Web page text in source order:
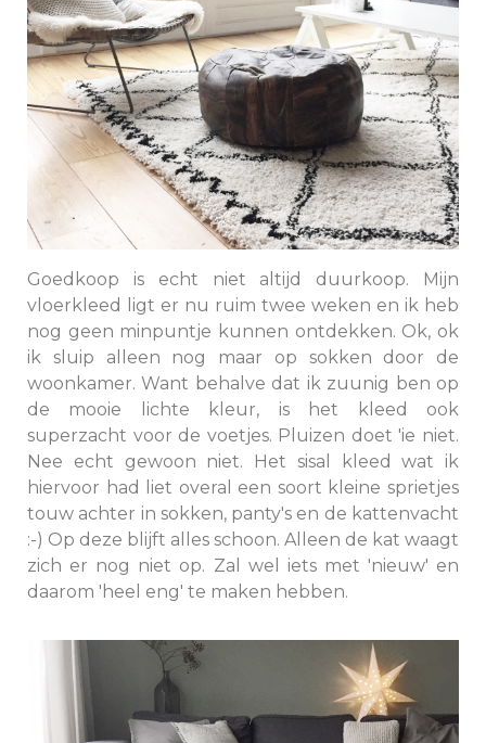
Goedkoop is echt niet altijd duurkoop. Mijn
vloerkleed ligt er nu ruim twee weken en ik heb
nog geen minpuntje kunnen ontdekken. Ok, ok
ik sluip alleen nog maar op sokken door de
woonkamer. Want behalve dat ik zuunig ben op
de mooie lichte kleur, is het kleed ook
superzacht voor de voetjes. Pluizen doet 'ie niet.
Nee echt gewoon niet. Het sisal kleed wat ik
hiervoor had liet overal een soort kleine sprietjes
touw achter in sokken, panty's en de kattenvacht
:-) Op deze blijft alles schoon. Alleen de kat waagt
zich er nog niet op. Zal wel iets met 'nieuw' en
daarom 'heel eng' te maken hebben.